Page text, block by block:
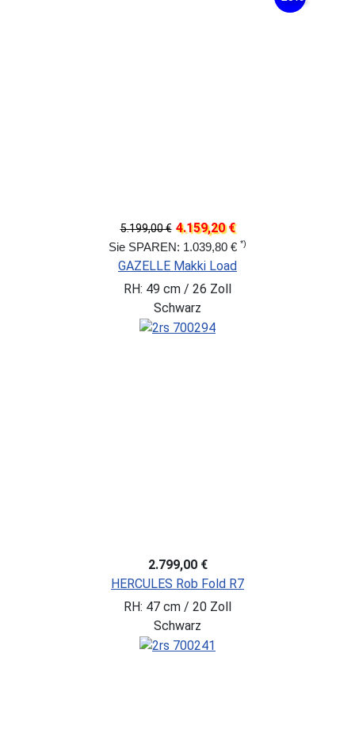
5.199,00 € 4.159,20 €
Sie SPAREN: 1.039,80 € *)
GAZELLE Makki Load
RH: 49 cm / 26 Zoll
Schwarz
2.799,00 €
HERCULES Rob Fold R7
RH: 47 cm / 20 Zoll
Schwarz